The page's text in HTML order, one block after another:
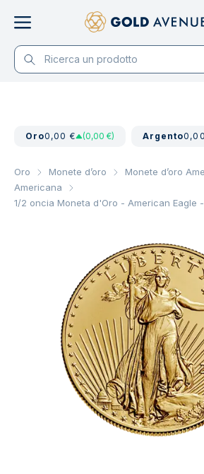
Oro0,00 € (0,00 €) Argento
Oro Monete d’oro
Monete d’oro
Americana
1/2 oncia Moneta d'Oro - American Eagle